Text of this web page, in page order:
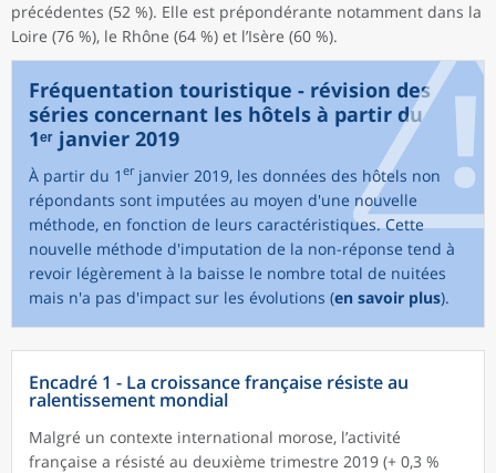
précédentes (52 %). Elle est prépondérante notamment dans la
Loire (76 %), le Rhône (64 %) et l’Isère (60 %).
Fréquentation touristique - révision des
séries concernant les hôtels à partir du
1ᵉʳ janvier 2019
À partir du 1 erjanvier 2019, les données des hôtels non
répondants sont imputées au moyen d'une nouvelle
méthode, en fonction de leurs caractéristiques. Cette
nouvelle méthode d'imputation de la non-réponse tend à
revoir légèrement à la baisse le nombre total de nuitées
mais n'a pas d'impact sur les évolutions (en savoir plus).
Encadré 1 - La croissance française résiste au
ralentissement mondial
Malgré un contexte international morose, l’activité
française a résisté au deuxième trimestre 2019 (+ 0,3 %